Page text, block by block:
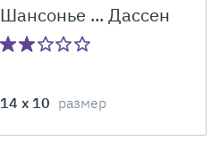
Шансонье ... Дассен
14 x 10 размер